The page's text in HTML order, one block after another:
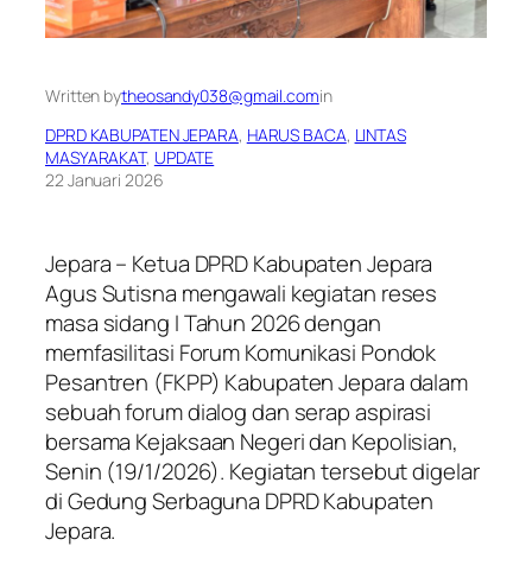
Written bytheosandy038@gmail.comin
DPRD KABUPATEN JEPARA, HARUS BACA, LINTAS
MASYARAKAT, UPDATE
22 Januari 2026
Jepara – Ketua DPRD Kabupaten Jepara
Agus Sutisna mengawali kegiatan reses
masa sidang I Tahun 2026 dengan
memfasilitasi Forum Komunikasi Pondok
Pesantren (FKPP) Kabupaten Jepara dalam
sebuah forum dialog dan serap aspirasi
bersama Kejaksaan Negeri dan Kepolisian,
Senin (19/1/2026). Kegiatan tersebut digelar
di Gedung Serbaguna DPRD Kabupaten
Jepara.